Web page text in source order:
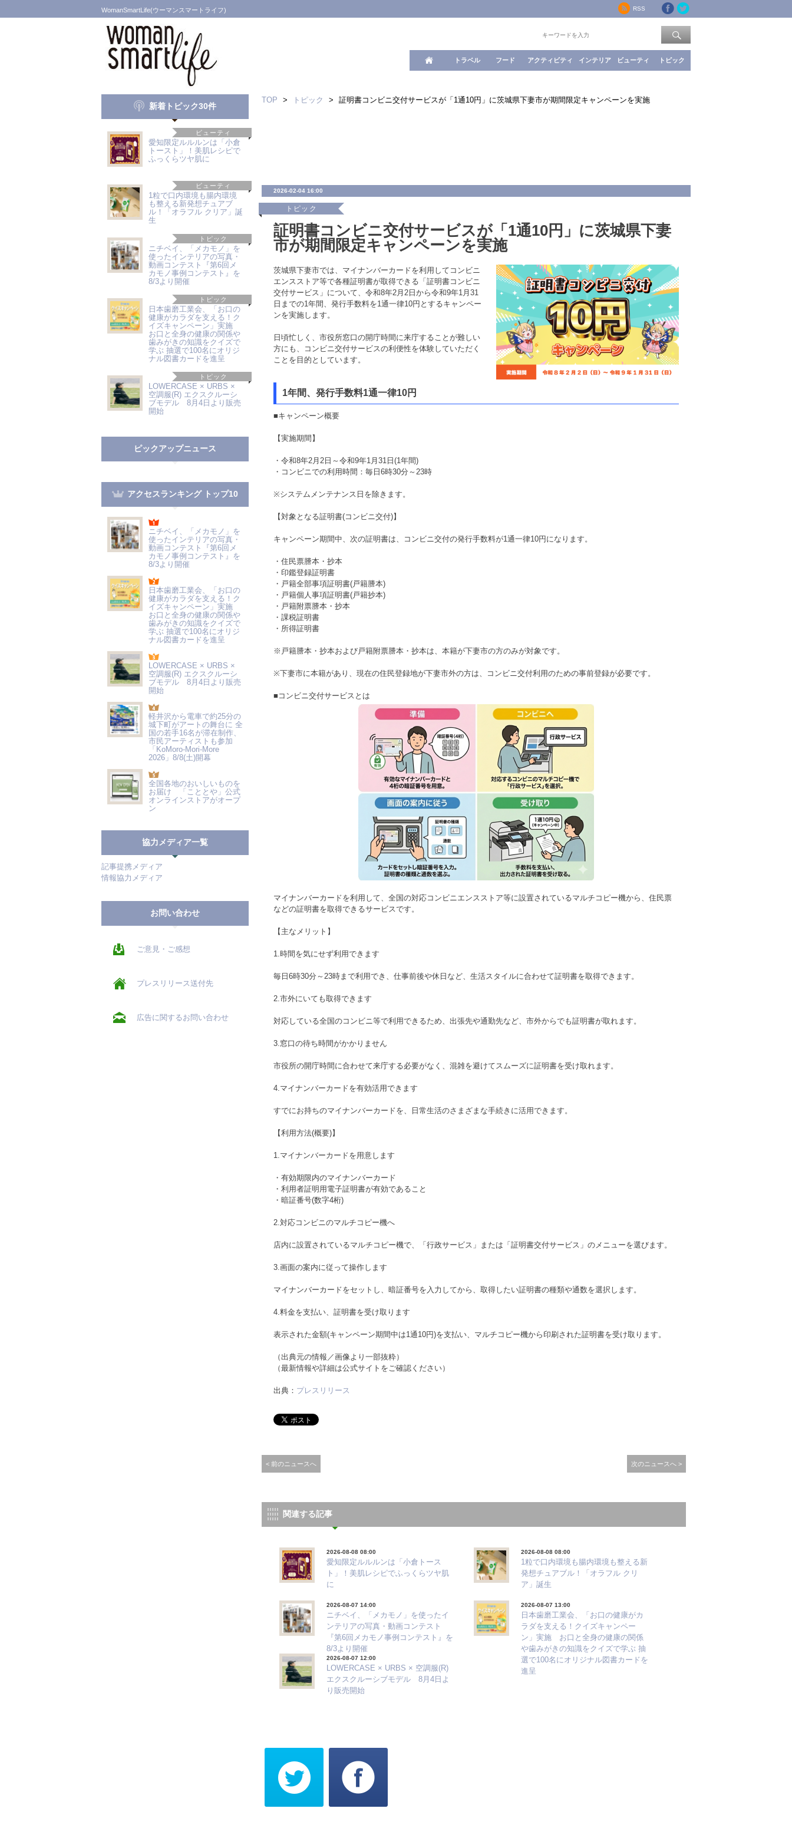
WomanSmartLife(ウーマンスマートライフ) RSS
トラベル フード アクティビティ インテリア ビューティ トピック
新着トピック30件
ビューティ
愛知限定ルルルンは「小倉
トースト」！美肌レシピで
ふっくらツヤ肌に
ビューティ
1粒で口内環境も腸内環境
も整える新発想チュアブ
ル！「オラフル クリア」誕
生
トピック
ニチベイ、「メカモノ」を
使ったインテリアの写真・
動画コンテスト『第6回メ
カモノ事例コンテスト』を
8/3より開催
トピック
日本歯磨工業会、「お口の
健康がカラダを支える！ク
イズキャンペーン」実施
お口と全身の健康の関係や
歯みがきの知識をクイズで
学ぶ 抽選で100名にオリジ
ナル図書カードを進呈
トピック
LOWERCASE × URBS ×
空調服(R) エクスクルーシ
ブモデル 8月4日より販売
開始
ピックアップニュース
アクセスランキング トップ10
ニチベイ、「メカモノ」を
使ったインテリアの写真・
動画コンテスト『第6回メ
カモノ事例コンテスト』を
8/3より開催
日本歯磨工業会、「お口の
健康がカラダを支える！ク
イズキャンペーン」実施
お口と全身の健康の関係や
歯みがきの知識をクイズで
学ぶ 抽選で100名にオリジ
ナル図書カードを進呈
LOWERCASE × URBS ×
空調服(R) エクスクルーシ
ブモデル 8月4日より販売
開始
軽井沢から電車で約25分の
城下町がアートの舞台に 全
国の若手16名が滞在制作、
市民アーティストも参加
「KoMoro-Mori-More
2026」8/8(土)開幕
全国各地のおいしいものを
お届け 「こととや」公式
オンラインストアがオープ
ン
協力メディア一覧
記事提携メディア
情報協力メディア
お問い合わせ
ご意見・ご感想
プレスリリース送付先
広告に関するお問い合わせ
TOP > トピック > 証明書コンビニ交付サービスが「1通10円」に茨城県下妻市が期間限定キャンペーンを実施
2026-02-04 16:00
トピック
証明書コンビニ交付サービスが「1通10円」に茨城県下妻
市が期間限定キャンペーンを実施
茨城県下妻市では、マイナンバーカードを利用してコンビニ
エンスストア等で各種証明書が取得できる「証明書コンビニ
交付サービス」について、令和8年2月2日から令和9年1月31
日までの1年間、発行手数料を1通一律10円とするキャンペー
ンを実施します。
日頃忙しく、市役所窓口の開庁時間に来庁することが難しい
方にも、コンビニ交付サービスの利便性を体験していただく
ことを目的としています。
1年間、発行手数料1通一律10円
■キャンペーン概要
【実施期間】
・令和8年2月2日～令和9年1月31日(1年間)
・コンビニでの利用時間：毎日6時30分～23時
※システムメンテナンス日を除きます。
【対象となる証明書(コンビニ交付)】
キャンペーン期間中、次の証明書は、コンビニ交付の発行手数料が1通一律10円になります。
・住民票謄本・抄本
・印鑑登録証明書
・戸籍全部事項証明書(戸籍謄本)
・戸籍個人事項証明書(戸籍抄本)
・戸籍附票謄本・抄本
・課税証明書
・所得証明書
※戸籍謄本・抄本および戸籍附票謄本・抄本は、本籍が下妻市の方のみが対象です。
※下妻市に本籍があり、現在の住民登録地が下妻市外の方は、コンビニ交付利用のための事前登録が必要です。
■コンビニ交付サービスとは
マイナンバーカードを利用して、全国の対応コンビニエンスストア等に設置されているマルチコピー機から、住民票
などの証明書を取得できるサービスです。
【主なメリット】
1.時間を気にせず利用できます
毎日6時30分～23時まで利用でき、仕事前後や休日など、生活スタイルに合わせて証明書を取得できます。
2.市外にいても取得できます
対応している全国のコンビニ等で利用できるため、出張先や通勤先など、市外からでも証明書が取れます。
3.窓口の待ち時間がかかりません
市役所の開庁時間に合わせて来庁する必要がなく、混雑を避けてスムーズに証明書を受け取れます。
4.マイナンバーカードを有効活用できます
すでにお持ちのマイナンバーカードを、日常生活のさまざまな手続きに活用できます。
【利用方法(概要)】
1.マイナンバーカードを用意します
・有効期限内のマイナンバーカード
・利用者証明用電子証明書が有効であること
・暗証番号(数字4桁)
2.対応コンビニのマルチコピー機へ
店内に設置されているマルチコピー機で、「行政サービス」または「証明書交付サービス」のメニューを選びます。
3.画面の案内に従って操作します
マイナンバーカードをセットし、暗証番号を入力してから、取得したい証明書の種類や通数を選択します。
4.料金を支払い、証明書を受け取ります
表示された金額(キャンペーン期間中は1通10円)を支払い、マルチコピー機から印刷された証明書を受け取ります。
（出典元の情報／画像より一部抜粋）
（最新情報や詳細は公式サイトをご確認ください）
出典： プレスリリース
< 前のニュースへ 次のニュースへ >
関連する記事
2026-08-08 08:00
愛知限定ルルルンは「小倉トース
ト」！美肌レシピでふっくらツヤ肌
に
2026-08-08 08:00
1粒で口内環境も腸内環境も整える新
発想チュアブル！「オラフル クリ
ア」誕生
2026-08-07 14:00
ニチベイ、「メカモノ」を使ったイ
ンテリアの写真・動画コンテスト
『第6回メカモノ事例コンテスト』を
8/3より開催
2026-08-07 13:00
日本歯磨工業会、「お口の健康がカ
ラダを支える！クイズキャンペー
ン」実施 お口と全身の健康の関係
や歯みがきの知識をクイズで学ぶ 抽
選で100名にオリジナル図書カードを
進呈
2026-08-07 12:00
LOWERCASE × URBS × 空調服(R)
エクスクルーシブモデル 8月4日よ
り販売開始